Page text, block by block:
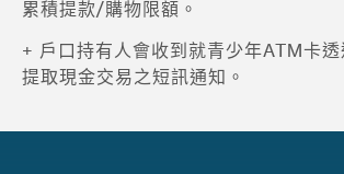
累積提款/購物限額。
+ 戶口持有人會收到就青少年ATM卡透
提取現金交易之短訊通知。